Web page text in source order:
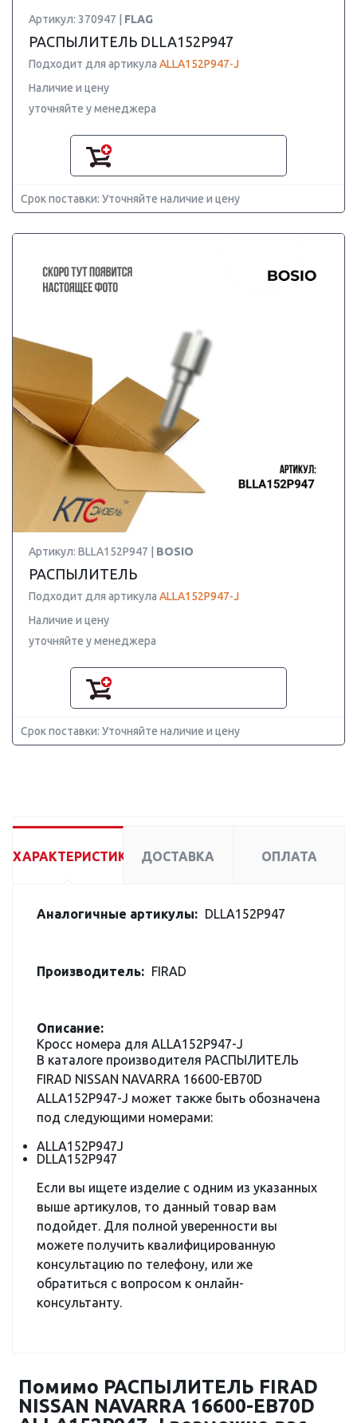
Артикул: 370947 | FLAG
РАСПЫЛИТЕЛЬ DLLA152P947
Подходит для артикула ALLA152P947-J
Наличие и цену
уточняйте у менеджера
Срок поставки: Уточняйте наличие и цену
Артикул: BLLA152P947 | BOSIO
РАСПЫЛИТЕЛЬ
Подходит для артикула ALLA152P947-J
Наличие и цену
уточняйте у менеджера
Срок поставки: Уточняйте наличие и цену
ХАРАКТЕРИСТИКИ ДОСТАВКА ОПЛАТА
Аналогичные артикулы: DLLA152P947
Производитель: FIRAD
Описание:
Кросс номера для ALLA152P947-J
В каталоге производителя РАСПЫЛИТЕЛЬ
FIRAD NISSAN NAVARRA 16600-EB70D
ALLA152P947-J может также быть обозначена
под следующими номерами:
ALLA152P947J
DLLA152P947
Если вы ищете изделие с одним из указанных
выше артикулов, то данный товар вам
подойдет. Для полной уверенности вы
можете получить квалифицированную
консультацию по телефону, или же
обратиться с вопросом к онлайн-
консультанту.
Помимо РАСПЫЛИТЕЛЬ FIRAD
NISSAN NAVARRA 16600-EB70D